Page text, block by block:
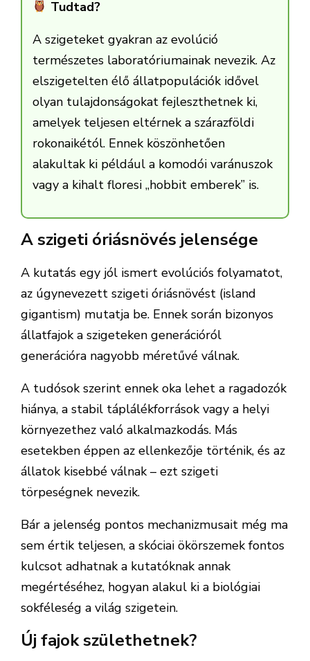
Tudtad?
A szigeteket gyakran az evolúció
természetes laboratóriumainak nevezik. Az
elszigetelten élő állatpopulációk idővel
olyan tulajdonságokat fejleszthetnek ki,
amelyek teljesen eltérnek a szárazföldi
rokonaikétól. Ennek köszönhetően
alakultak ki például a komodói varánuszok
vagy a kihalt floresi „hobbit emberek” is.
A szigeti óriásnövés jelensége
A kutatás egy jól ismert evolúciós folyamatot,
az úgynevezett szigeti óriásnövést (island
gigantism) mutatja be. Ennek során bizonyos
állatfajok a szigeteken generációról
generációra nagyobb méretűvé válnak.
A tudósok szerint ennek oka lehet a ragadozók
hiánya, a stabil táplálékforrások vagy a helyi
környezethez való alkalmazkodás. Más
esetekben éppen az ellenkezője történik, és az
állatok kisebbé válnak – ezt szigeti
törpeségnek nevezik.
Bár a jelenség pontos mechanizmusait még ma
sem értik teljesen, a skóciai ökörszemek fontos
kulcsot adhatnak a kutatóknak annak
megértéséhez, hogyan alakul ki a biológiai
sokféleség a világ szigetein.
Új fajok születhetnek?